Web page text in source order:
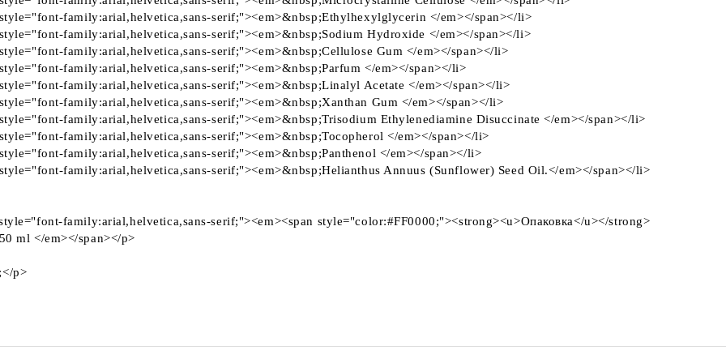
family:arial,helvetica,sans-serif;"><em>&nbsp;Ethylhexylglycerin </em></span></li>
family:arial,helvetica,sans-serif;"><em>&nbsp;Sodium Hydroxide </em></span></li>
family:arial,helvetica,sans-serif;"><em>&nbsp;Cellulose Gum </em></span></li>
family:arial,helvetica,sans-serif;"><em>&nbsp;Parfum </em></span></li>
family:arial,helvetica,sans-serif;"><em>&nbsp;Linalyl Acetate </em></span></li>
family:arial,helvetica,sans-serif;"><em>&nbsp;Xanthan Gum </em></span></li>
family:arial,helvetica,sans-serif;"><em>&nbsp;Trisodium Ethylenediamine Disuccinate </em></span></li>
family:arial,helvetica,sans-serif;"><em>&nbsp;Tocopherol </em></span></li>
family:arial,helvetica,sans-serif;"><em>&nbsp;Panthenol </em></span></li>
family:arial,helvetica,sans-serif;"><em>&nbsp;Helianthus Annuus (Sunflower) Seed Oil.</em></span></li>
family:arial,helvetica,sans-serif;"><em><span style="color:#FF0000;"><strong><u>Опаковка</u></strong>
ml </em></span></p>
p>